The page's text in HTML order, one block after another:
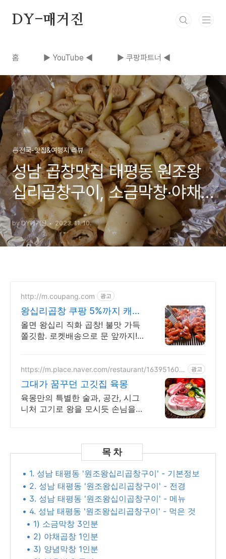
DY-매거진
홈 ▶ YouTube ◀ ▶ 쿠팡파트너 ◀
🍜전국-맛집&여행지 리뷰
성남 곱창맛집 태평동 원조왕
십리곱창구이, 소금막창·야채
곱창·양념막창·볶음밥 먹어본
후기
by DY매거진 2023. 11. 10.
http://m.coupang.com 광고
왕십리곱창 쿠팡 5%까지 캐시
적립
올면 왕십리 직화 곱창! 불맛 가득
쫄깃함. 로켓배송으로 문 앞까지!
https://m.place.naver.com/restaurant/163951608
광고
그대가 꿈꾸던 고깃집 육몽
육몽만의 특별한 술과, 공간, 시그
니처 고기로 왕을 모시듯 손님을
• 1. 성남 태평동 '원조왕십리곱창구이' - 기본정보
• 2. 성남 태평동 '원조왕십리곱창구이' - 전경
• 3. 성남 태평동 '원조왕십이곱창구이' - 메뉴
• 4. 성남 태평동 '원조왕십리곱창구이' - 먹은 것
• 1) 소금막창 3인분
• 2) 야채곱창 1인분
• 3) 양념막창 1인분